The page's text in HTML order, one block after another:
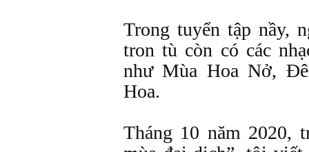
Trong tuyển tập nầy,
tron tù còn có các
như Mùa Hoa Nở,
Hoa.
Tháng 10 năm 2020,